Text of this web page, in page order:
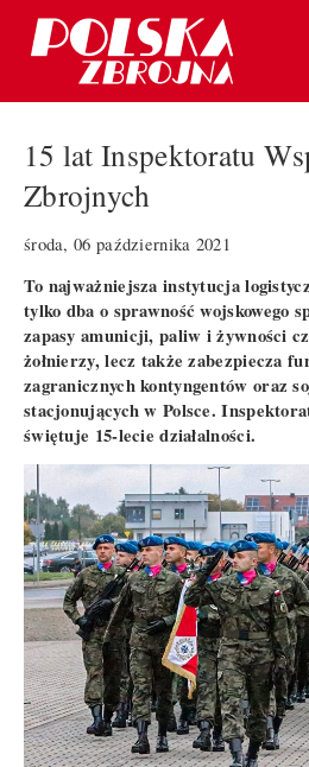
15 lat Inspektoratu
Zbrojnych
środa, 06 października 2021
To najważniejsza instytucja
tylko dba o sprawność wojskowego
zapasy amunicji, paliw i żywności
żołnierzy, lecz także zabezpiecza
zagranicznych kontyngentów oraz
stacjonujących w Polsce.
świętuje 15-lecie działalności.